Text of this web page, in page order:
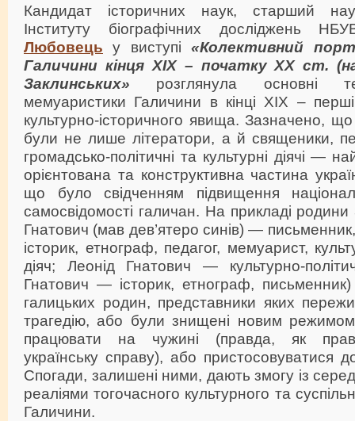
Кандидат історичних наук, старший
Інституту біографічних досліджень
Любовець у виступі«Колективний
Галичини кінця XIX – початку XX ст.
Заклинських» розглянула основні
мемуаристики Галичини в кінці XIX –
культурно-історичного явища. Зазначено,
були не лише літератори, а й священики,
громадсько-політичні та культурні діячі —
орієнтована та конструктивна частина
що було свідченням підвищення
самосвідомості галичан. На прикладі
Гнатович (мав дев’ятеро синів) —
історик, етнограф, педагог, мемуарист,
діяч; Леонід Гнатович — культурно-
Гнатович — історик, етнограф, письменник)
галицьких родин, представники яких
трагедію, або були знищені новим
працювати на чужині (правда, як
українську справу), або пристосовуватися
Спогади, залишені ними, дають змогу із
реаліями тогочасного культурного та
Галичини.